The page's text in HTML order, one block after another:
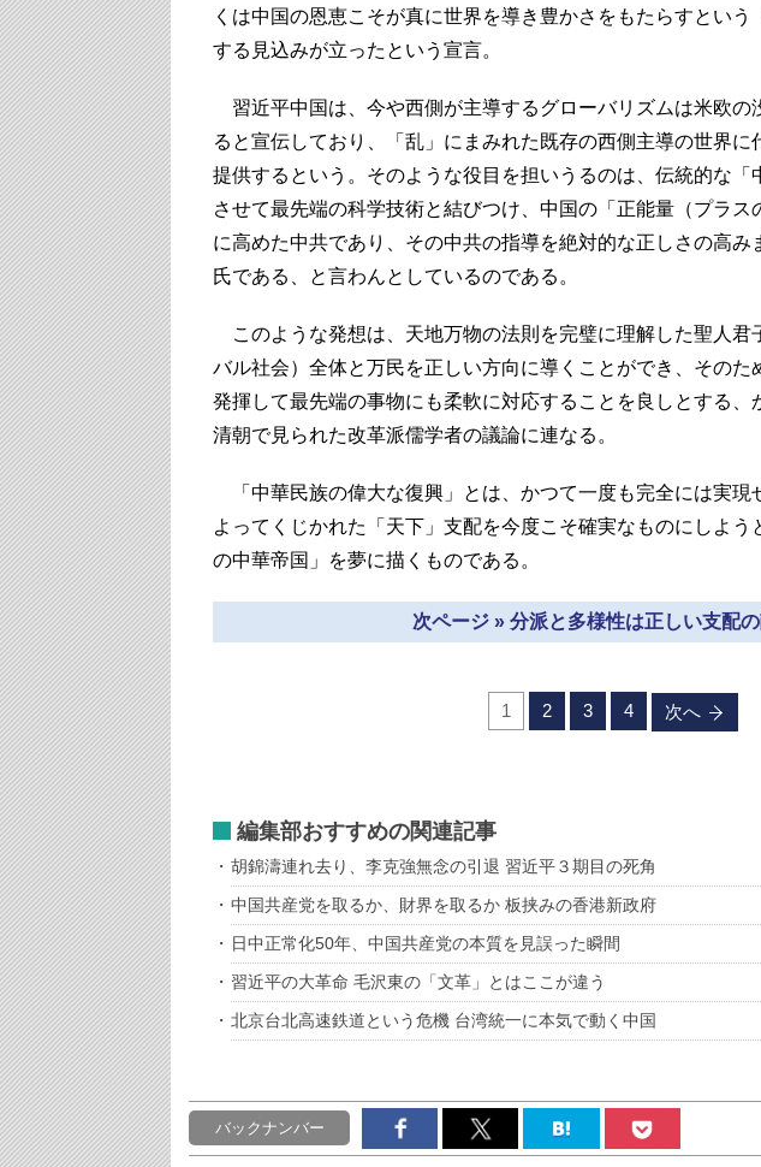
くは中国の恩恵こそが真に世界を導き豊かさをもたらすという
する見込みが立ったという宣言。
習近平中国は、今や西側が主導するグローバリズムは米欧の
ると宣伝しており、「乱」にまみれた既存の西側主導の世界に
提供するという。そのような役目を担いうるのは、伝統的な「
させて最先端の科学技術と結びつけ、中国の「正能量（プラス
に高めた中共であり、その中共の指導を絶対的な正しさの高み
氏である、と言わんとしているのである。
このような発想は、天地万物の法則を完璧に理解した聖人君
バル社会）全体と万民を正しい方向に導くことができ、そのた
発揮して最先端の事物にも柔軟に対応することを良しとする、
清朝で見られた改革派儒学者の議論に連なる。
「中華民族の偉大な復興」とは、かつて一度も完全には実現
よってくじかれた「天下」支配を今度こそ確実なものにしよう
の中華帝国」を夢に描くものである。
次ページ » 分派と多様性は正しい支配
1 2 3 4 次へ
編集部おすすめの関連記事
胡錦濤連れ去り、李克強無念の引退 習近平３期目の死角
中国共産党を取るか、財界を取るか 板挟みの香港新政府
日中正常化50年、中国共産党の本質を見誤った瞬間
習近平の大革命 毛沢東の「文革」とはここが違う
北京台北高速鉄道という危機 台湾統一に本気で動く中国
バックナンバー